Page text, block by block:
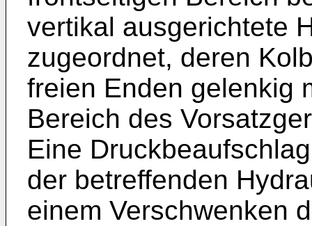
vertikal ausgerichtete
zugeordnet, deren
freien Enden gelenkig
Bereich des
Eine
der betreffenden
einem Verschwenken